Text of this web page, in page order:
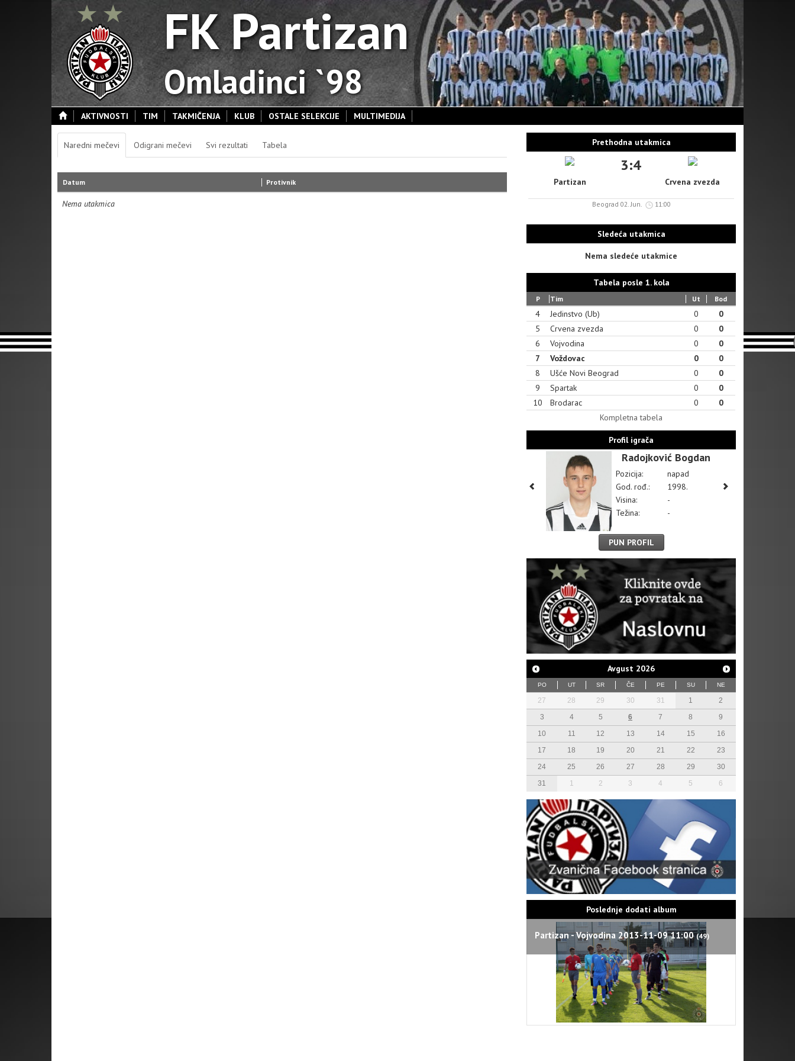
FK Partizan
Omladinci `98
AKTIVNOSTI TIM TAKMIČENJA KLUB OSTALE SELEKCIJE MULTIMEDIJA
Naredni mečevi Odigrani mečevi Svi rezultati Tabela
Datum Protivnik
Nema utakmica
Prethodna utakmica
3:4
Partizan Crvena zvezda
Beograd 02. Jun. 11:00
Sledeća utakmica
Nema sledeće utakmice
Tabela posle 1. kola
P Tim Ut Bod
4 Jedinstvo (Ub) 0
0
5
Crvena zvezda 0
0
6
Vojvodina 0
0
7
Voždovac 0
0
8
Ušće Novi Beograd 0
0
9
Spartak 0
0
10
Brodarac 0
0
Kompletna tabela
Profil igrača
Radojković Bogdan
Pozicija:
napad
God. rođ.:
1998.
Visina:
-
Težina:
-
PUN PROFIL
Avgust 2026
PO UT SR ČE PE SU NE
27 28 29 30 31 1
2
3
4 5 6 7 8
9
10
11 12 13 14 15
16
17
18 19 20 21 22
23
24
25 26 27 28 29
30
31
1 2 3 4 5 6
Poslednje dodati album
Partizan - Vojvodina 2013-11-09 11:00(49)